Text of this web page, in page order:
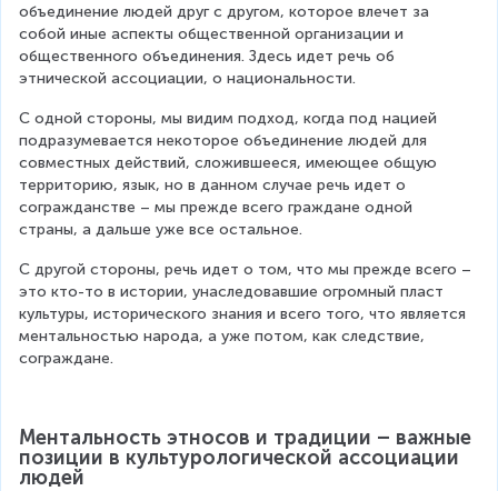
объединение людей друг с другом, которое влечет за
собой иные аспекты общественной организации и
общественного объединения. Здесь идет речь об
этнической ассоциации, о национальности.
С одной стороны, мы видим подход, когда под нацией
подразумевается некоторое объединение людей для
совместных действий, сложившееся, имеющее общую
территорию, язык, но в данном случае речь идет о
согражданстве – мы прежде всего граждане одной
страны, а дальше уже все остальное.
С другой стороны, речь идет о том, что мы прежде всего –
это кто-то в истории, унаследовавшие огромный пласт
культуры, исторического знания и всего того, что является
ментальностью народа, а уже потом, как следствие,
сограждане.
Ментальность этносов и традиции – важные
позиции в культурологической ассоциации
людей